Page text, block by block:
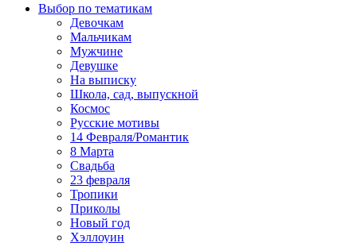
Выбор по тематикам
Девочкам
Мальчикам
Мужчине
Девушке
На выписку
Школа, сад, выпускной
Космос
Русские мотивы
14 Февраля/Романтик
8 Марта
Свадьба
23 февраля
Тропики
Приколы
Новый год
Хэллоуин